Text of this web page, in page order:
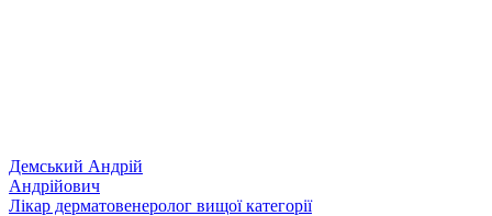
Демський Андрій
Андрійович
Лікар дерматовенеролог вищої категорії